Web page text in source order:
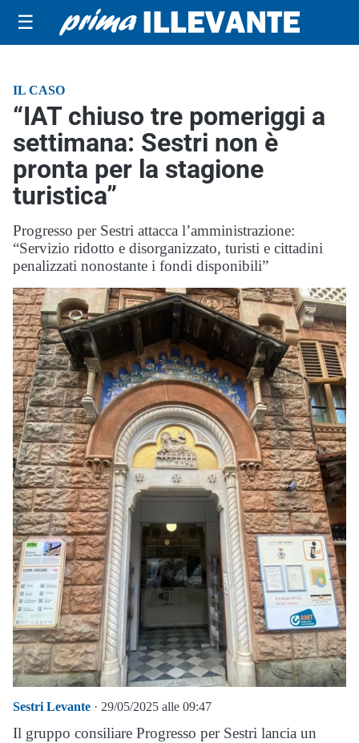
☰
IL CASO
“IAT chiuso tre pomeriggi a
settimana: Sestri non è
pronta per la stagione
turistica”
Progresso per Sestri attacca l’amministrazione:
“Servizio ridotto e disorganizzato, turisti e cittadini
penalizzati nonostante i fondi disponibili”
Sestri Levante · 29/05/2025 alle 09:47
Il gruppo consiliare Progresso per Sestri lancia un